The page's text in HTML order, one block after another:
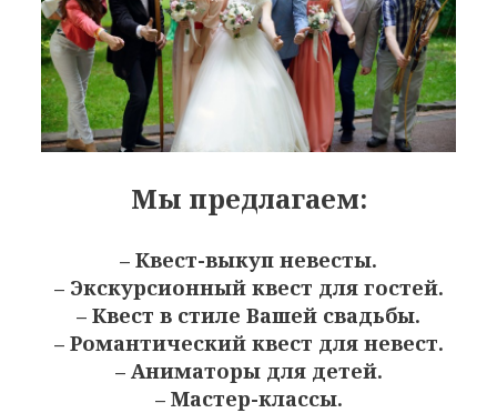
Мы предлагаем:
– Квест-выкуп невесты.
– Экскурсионный квест для гостей.
– Квест в стиле Вашей свадьбы.
– Романтический квест для невест.
– Аниматоры для детей.
– Мастер-классы.